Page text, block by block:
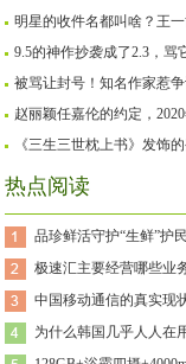
明星的收件名都叫啥？王
9.5的神作抄袭成了2.3，骂
被骂让封号！知名作家惹
赵丽颖任嘉伦的约定，
《三生三世枕上书》发饰
热点阅读
品珍鲜活守护“生鲜”护
极速汇主要经营哪些业
中国移动通信的真实现
为什么韩国几乎人人在